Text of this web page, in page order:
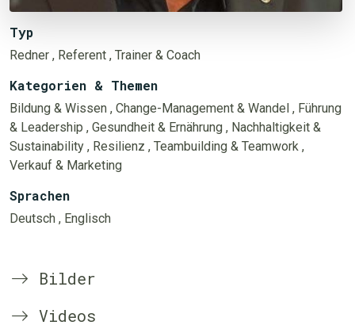
Typ
Redner , Referent , Trainer & Coach
Kategorien & Themen
Bildung & Wissen , Change-Management & Wandel , Führung
& Leadership , Gesundheit & Ernährung , Nachhaltigkeit &
Sustainability , Resilienz , Teambuilding & Teamwork ,
Verkauf & Marketing
Sprachen
Deutsch , Englisch
Bilder
Videos